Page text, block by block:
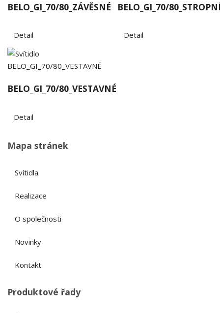
BELO_GI_70/80_ZÁVĚSNÉ
Detail
BELO_GI_70/
Detail
BELO_GI_70/80_VESTAVNÉ
Detail
Mapa stránek
Svítidla
Realizace
O společnosti
Novinky
Kontakt
Produktové řady